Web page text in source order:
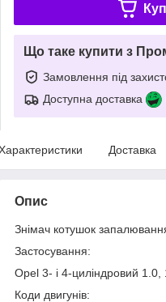
Що таке купити з
Замовлення під
Доступна доставка
Доставка
Опис
Знімач котушок
Застосування:
Opel 3- і 4-циліндровий
Коди двигунів: